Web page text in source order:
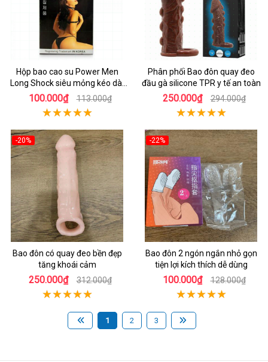
Hộp bao cao su Power Men
Long Shock siêu mỏng kéo dài
thời gian
100.000₫ 113.000₫
Phân phối Bao đôn quay đeo
đầu gà silicone TPR y tế an toàn
250.000₫ 294.000₫
-20%
Bao đôn có quay đeo bền đẹp
tăng khoái cảm
250.000₫ 312.000₫
-22%
Bao đôn 2 ngón ngắn nhỏ gọn
tiện lợi kích thích dễ dùng
100.000₫ 128.000₫
1 2 3